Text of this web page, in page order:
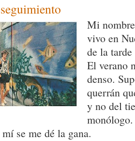
Mi
vivo en
de la
El verano
denso.
querrán
y no del
se me dé la gana.